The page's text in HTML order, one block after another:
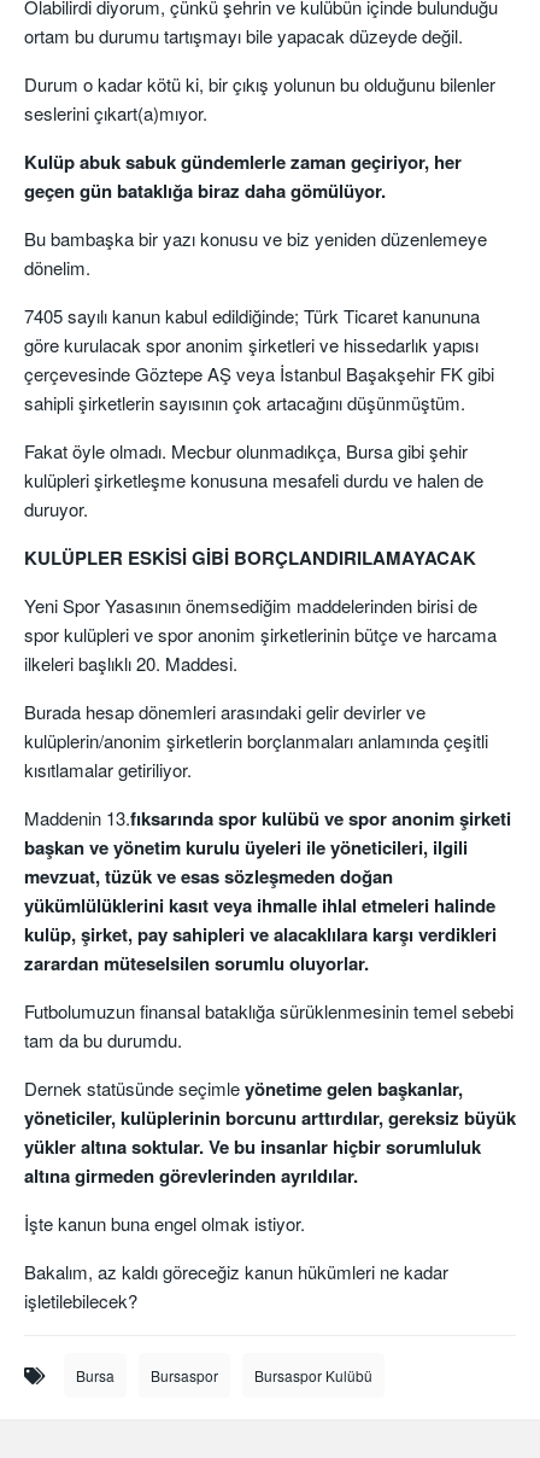
Olabilirdi diyorum, çünkü şehrin ve kulübün içinde bulunduğu
ortam bu durumu tartışmayı bile yapacak düzeyde değil.
Durum o kadar kötü ki, bir çıkış yolunun bu olduğunu bilenler
seslerini çıkart(a)mıyor.
Kulüp abuk sabuk gündemlerle zaman geçiriyor, her
geçen gün bataklığa biraz daha gömülüyor.
Bu bambaşka bir yazı konusu ve biz yeniden düzenlemeye
dönelim.
7405 sayılı kanun kabul edildiğinde; Türk Ticaret kanununa
göre kurulacak spor anonim şirketleri ve hissedarlık yapısı
çerçevesinde Göztepe AŞ veya İstanbul Başakşehir FK gibi
sahipli şirketlerin sayısının çok artacağını düşünmüştüm.
Fakat öyle olmadı. Mecbur olunmadıkça, Bursa gibi şehir
kulüpleri şirketleşme konusuna mesafeli durdu ve halen de
duruyor.
KULÜPLER ESKİSİ GİBİ BORÇLANDIRILAMAYACAK
Yeni Spor Yasasının önemsediğim maddelerinden birisi de
spor kulüpleri ve spor anonim şirketlerinin bütçe ve harcama
ilkeleri başlıklı 20. Maddesi.
Burada hesap dönemleri arasındaki gelir devirler ve
kulüplerin/anonim şirketlerin borçlanmaları anlamında çeşitli
kısıtlamalar getiriliyor.
Maddenin 13.fıksarında spor kulübü ve spor anonim şirketi
başkan ve yönetim kurulu üyeleri ile yöneticileri, ilgili
mevzuat, tüzük ve esas sözleşmeden doğan
yükümlülüklerini kasıt veya ihmalle ihlal etmeleri halinde
kulüp, şirket, pay sahipleri ve alacaklılara karşı verdikleri
zarardan müteselsilen sorumlu oluyorlar.
Futbolumuzun finansal bataklığa sürüklenmesinin temel sebebi
tam da bu durumdu.
Dernek statüsünde seçimleyönetime gelen başkanlar,
yöneticiler, kulüplerinin borcunu arttırdılar, gereksiz büyük
yükler altına soktular. Ve bu insanlar hiçbir sorumluluk
altına girmeden görevlerinden ayrıldılar.
İşte kanun buna engel olmak istiyor.
Bakalım, az kaldı göreceğiz kanun hükümleri ne kadar
işletilebilecek?
Bursa Bursaspor Bursaspor Kulübü